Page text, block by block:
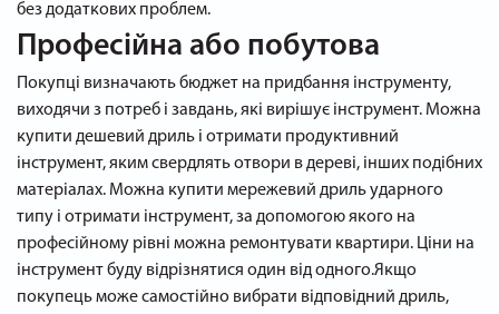
без додаткових проблем.
Професійна або побутова
Покупці визначають бюджет на придбання інструменту,
виходячи з потреб і завдань, які вирішує інструмент. Можна
купити дешевий дриль і отримати продуктивний
інструмент, яким свердлять отвори в дереві, інших подібних
матеріалах. Можна купити мережевий дриль ударного
типу і отримати інструмент, за допомогою якого на
професійному рівні можна ремонтувати квартири. Ціни на
інструмент буду відрізнятися один від одного.Якщо
покупець може самостійно вибрати відповідний дриль,